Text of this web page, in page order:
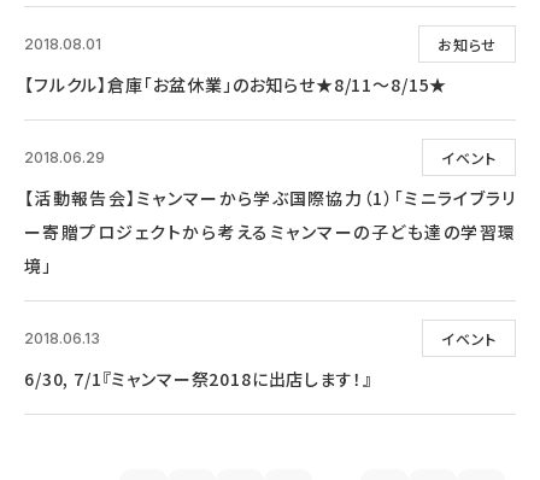
お知らせ
2018.08.01
【フルクル】倉庫「お盆休業」のお知らせ★8/11～8/15★
イベント
2018.06.29
【活動報告会】ミャンマーから学ぶ国際協力（1）「ミニライブラリ
ー寄贈プロジェクトから考えるミャンマーの子ども達の学習環
境」
イベント
2018.06.13
6/30, 7/1『ミャンマー祭2018に出店します！』